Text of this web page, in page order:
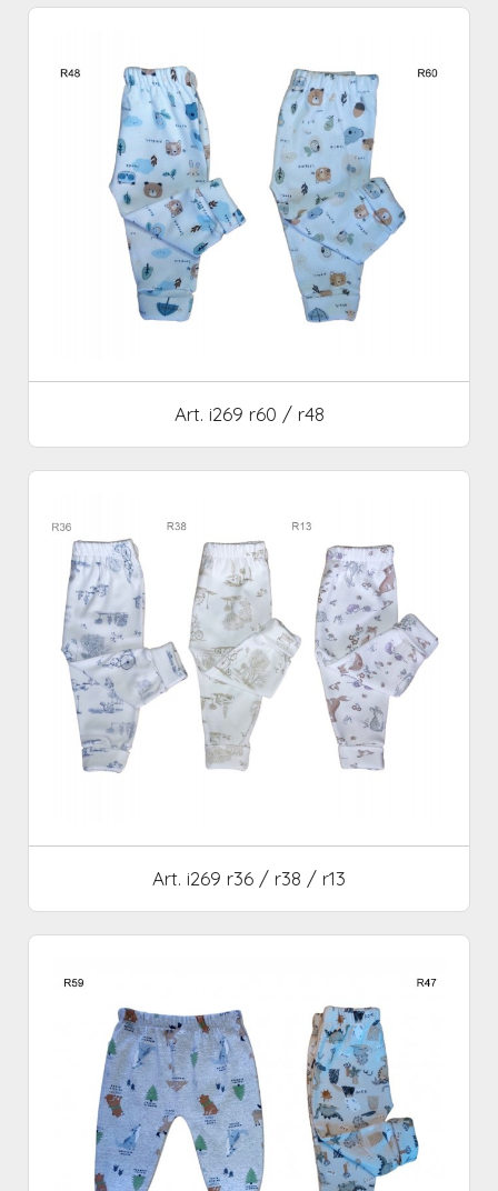
Art. i269 r60 / r48
Art. i269 r36 / r38 / r13